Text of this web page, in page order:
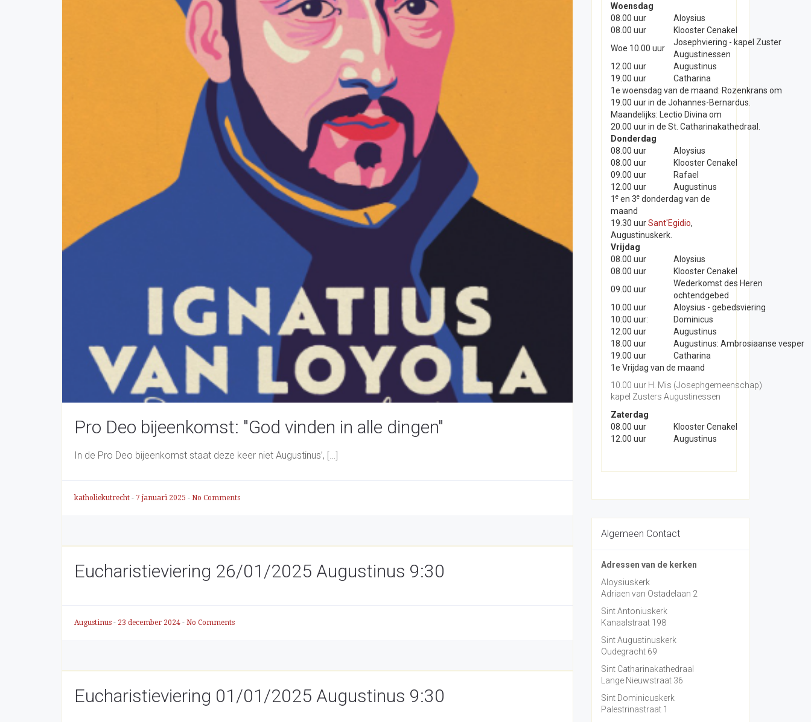
Pro Deo bijeenkomst: "God vinden in alle dingen"
In de Pro Deo bijeenkomst staat deze keer niet Augustinus’, […]
katholiekutrecht - 7 januari 2025 - No Comments
Eucharistieviering 26/01/2025 Augustinus 9:30
Augustinus - 23 december 2024 - No Comments
Eucharistieviering 01/01/2025 Augustinus 9:30
Woensdag
08.00 uur
Aloysius
08.00 uur
Klooster Cenakel
Woe 10.00 uur
Josephviering - kapel Zuster
Augustinessen
12.00 uur
Augustinus
19.00 uur
Catharina
1e woensdag van de maand: Rozenkrans om
19.00 uur in de Johannes-Bernardus.
Maandelijks: Lectio Divina om
20.00 uur in de St. Catharinakathedraal.
Donderdag
08.00 uur
Aloysius
08.00 uur
Klooster Cenakel
09.00 uur
Rafael
12.00 uur
Augustinus
1 een 3edonderdag van de
maand
19.30 uurSant'Egidio,
Augustinuskerk.
Vrijdag
08.00 uur
Aloysius
08.00 uur
Klooster Cenakel
09.00 uur
Wederkomst des Heren
ochtendgebed
10.00 uur
Aloysius - gebedsviering
10:00 uur:
Dominicus
12.00 uur
Augustinus
18.00 uur
Augustinus: Ambrosiaanse vesper
19.00 uur
Catharina
1e Vrijdag van de maand
10.00 uur H. Mis (Josephgemeenschap)
kapel Zusters Augustinessen
Zaterdag
08.00 uur
Klooster Cenakel
12.00 uur
Augustinus
Algemeen Contact
Adressen van de kerken
Aloysiuskerk
Adriaen van Ostadelaan 2
Sint Antoniuskerk
Kanaalstraat 198
Sint Augustinuskerk
Oudegracht 69
Sint Catharinakathedraal
Lange Nieuwstraat 36
Sint Dominicuskerk
Palestrinastraat 1